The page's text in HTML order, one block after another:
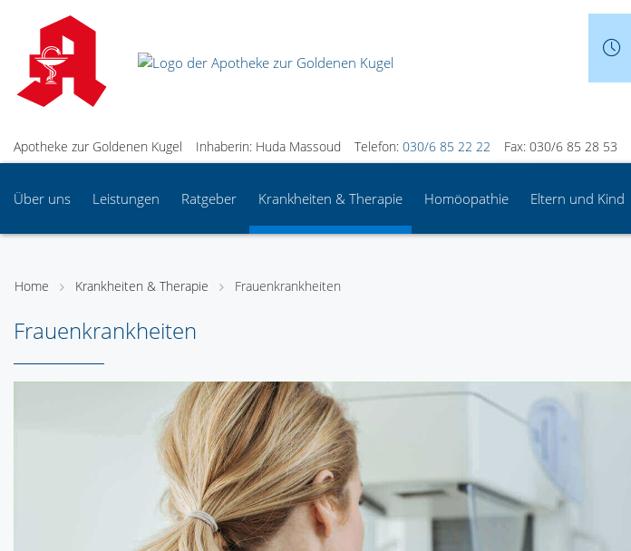
Apotheke zur Goldenen Kugel Inhaberin: Huda Massoud Telefon: 030/6 85 22 22 Fax: 030/6 85 28 53
Über uns Leistungen Ratgeber Krankheiten & Therapie Homöopathie Eltern und Kind
Home Krankheiten & Therapie Frauenkrankheiten
Frauenkrankheiten